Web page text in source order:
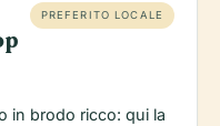
PREFERITO LOCALE
in brodo ricco: qui la